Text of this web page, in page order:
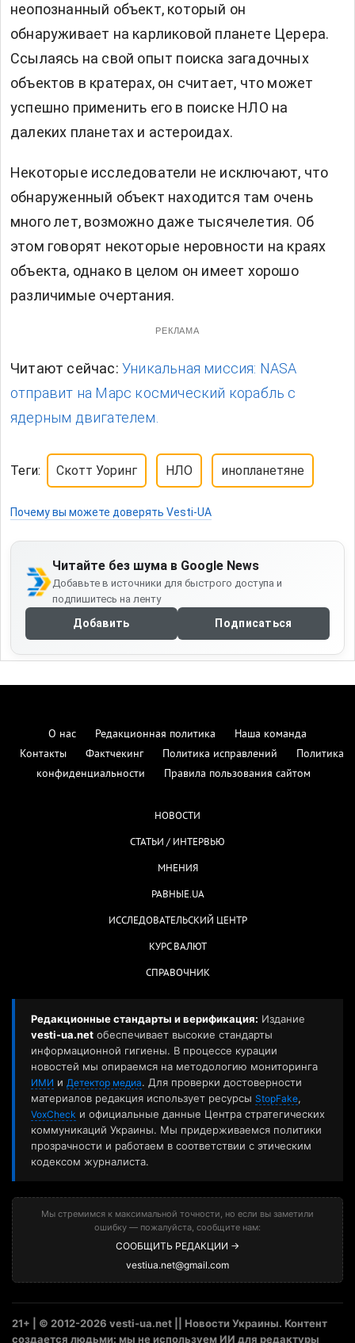
неопознанный объект, который он
обнаруживает на карликовой планете Церера.
Ссылаясь на свой опыт поиска загадочных
объектов в кратерах, он считает, что может
успешно применить его в поиске НЛО на
далеких планетах и астероидах.
Некоторые исследователи не исключают, что
обнаруженный объект находится там очень
много лет, возможно даже тысячелетия. Об
этом говорят некоторые неровности на краях
объекта, однако в целом он имеет хорошо
различимые очертания.
РЕКЛАМА
Читают сейчас: Уникальная миссия: NASA
отправит на Марс космический корабль с
ядерным двигателем.
Теги: Скотт Уоринг НЛО инопланетяне
Почему вы можете доверять Vesti-UA
Читайте без шума в Google News
Добавьте в источники для быстрого доступа и
подпишитесь на ленту
Добавить Подписаться
О нас Редакционная политика
Наша команда
Контакты
Фактчекинг Политика исправлений
Политика
конфиденциальности
Правила пользования сайтом
НОВОСТИ
СТАТЬИ / ИНТЕРВЬЮ
МНЕНИЯ
РАВНЫЕ.UA
ИССЛЕДОВАТЕЛЬСКИЙ ЦЕНТР
КУРС ВАЛЮТ
СПРАВОЧНИК
Редакционные стандарты и верификация: Издание
vesti-ua.net обеспечивает высокие стандарты
информационной гигиены. В процессе курации
новостей мы опираемся на методологию мониторинга
ИМИ и Детектор медиа. Для проверки достоверности
материалов редакция использует ресурсы StopFake,
VoxCheck и официальные данные Центра стратегических
коммуникаций Украины. Мы придерживаемся политики
прозрачности и работаем в соответствии с этическим
кодексом журналиста.
Мы стремимся к максимальной точности, но если вы заметили
ошибку — пожалуйста, сообщите нам:
СООБЩИТЬ РЕДАКЦИИ →
vestiua.net@gmail.com
21+ | © 2012-2026 vesti-ua.net || Новости Украины. Контент
создается людьми: мы не используем ИИ для редактуры